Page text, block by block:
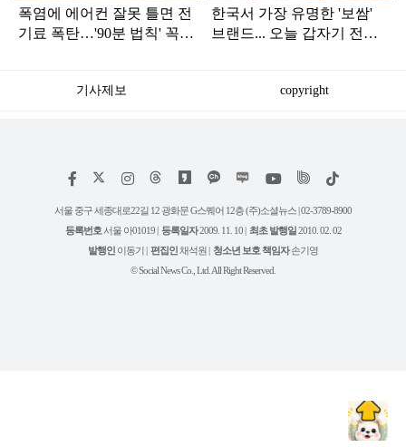
폭염에 에어컨 잘못 틀면 전
기료 폭탄…'90분 법칙' 꼭
한국서 가장 유명한 '보쌈'
브랜드... 오늘 갑자기 전해
기사제보 copyright
페
스
인
타
램
위
트
유
튜
틱
서울 중구 세종대로22길 12 광화문 G스퀘어 12층 (주)소셜뉴스 | 02-3789-8900
등록번호 서울 아01019 | 등록일자2009. 11. 10 | 최초 발행일2010. 02. 02
발행인 이동기 | 편집인채석원 | 청소년 보호 책임자손기영
© Social News Co., Ltd. All Right Reserved.